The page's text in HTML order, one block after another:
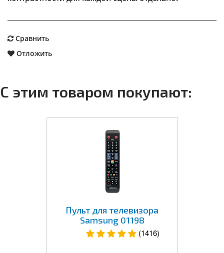
Сравнить
Отложить
С этим товаром покупают:
Пульт для телевизора
Samsung 01198
(1416)